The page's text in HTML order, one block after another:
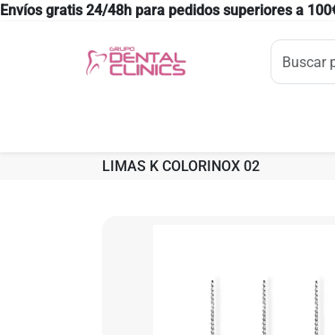
Envíos gratis 24/48h para pedidos superiores a
LIMAS K COLORINOX 02